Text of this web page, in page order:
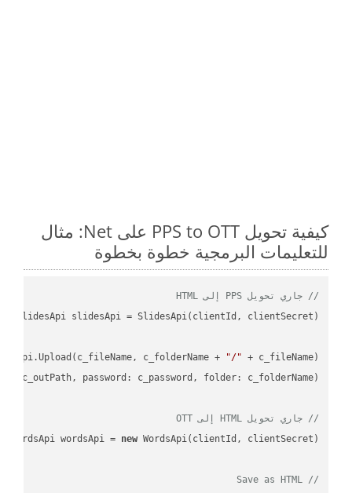
كيفية تحويل PPS to OTT على Net: مثال
للتعليمات البرمجية خطوة بخطوة
// جاري تحويل PPS إلى HTML
c_folderName +
"/"
, c_outPath, password : c_password, folder
// جاري تحويل HTML إلى OTT
WordsApi wordsApi = new
// Save as HTML